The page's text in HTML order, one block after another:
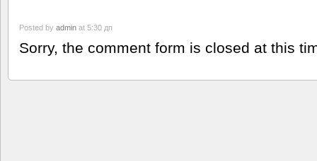
Posted by admin at 5:30 дп
Sorry, the comment form is closed at this